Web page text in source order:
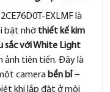
EXLMF là
bật nhờ thiết kế kim
sắc với White Light
ảnh tiên tiến. Đây là
camera bền bỉ –
khi lắp đặt ở môi